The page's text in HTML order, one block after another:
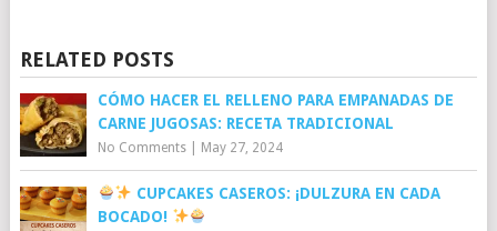
RELATED POSTS
CÓMO HACER EL RELLENO PARA EMPANADAS DE
CARNE JUGOSAS: RECETA TRADICIONAL
No Comments| May 27, 2024
CUPCAKES CASEROS: ¡DULZURA EN CADA
BOCADO!